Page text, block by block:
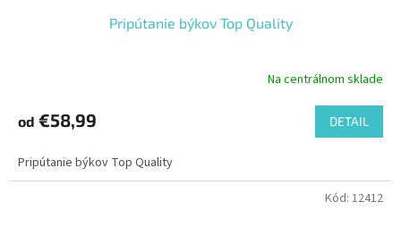
Pripútanie býkov Top Quality
Na centrálnom sklade
od €58,99 DETAIL
Pripútanie býkov Top Quality
Kód: 12412